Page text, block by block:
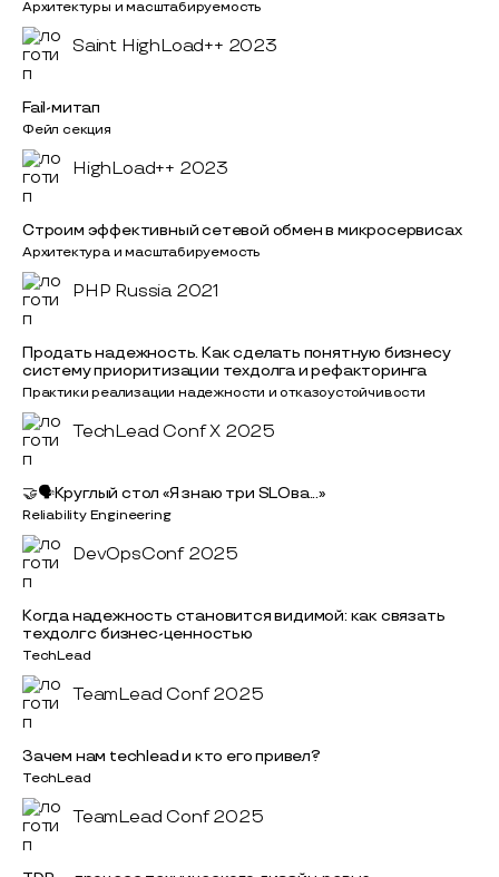
Архитектуры и масштабируемость
Saint HighLoad++ 2023
Fail-митап
Фейл секция
HighLoad++ 2023
Строим эффективный сетевой обмен в микросервисах
Архитектура и масштабируемость
PHP Russia 2021
Продать надежность. Как сделать понятную бизнесу
систему приоритизации техдолга и рефакторинга
Практики реализации надежности и отказоустойчивости
TechLead Conf X 2025
🤝🗣Круглый стол «Я знаю три SLOва...»
Reliability Engineering
DevOpsConf 2025
Когда надежность становится видимой: как связать
техдолг с бизнес-ценностью
TechLead
TeamLead Conf 2025
Зачем нам techlead и кто его привел?
TechLead
TeamLead Conf 2025